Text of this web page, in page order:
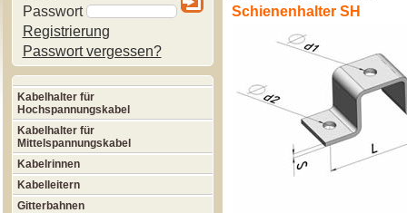
Passwort
Registrierung
Passwort vergessen?
Kabelhalter für
Hochspannungskabel
Kabelhalter für
Mittelspannungskabel
Kabelrinnen
Kabelleitern
Gitterbahnen
Schienenhalter SH